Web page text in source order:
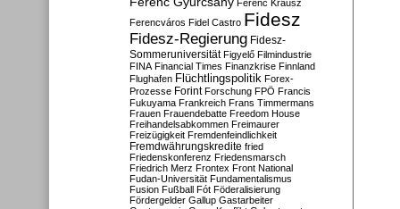
Ferenc Krausz
Ferencváros Fidel Castro Fidesz
Fidesz-Regierung Fidesz-
Sommeruniversität Figyelő Filmindustrie
FINA Financial Times Finanzkrise Finnland
Flughafen Flüchtlingspolitik Forex-
Prozesse Forint Forschung FPÖ Francis
Fukuyama Frankreich Frans Timmermans
Frauen Frauendebatte Freedom House
Freihandelsabkommen Freimaurer
Freizügigkeit Fremdenfeindlichkeit
Fremdwährungskredite fried
Friedenskonferenz Friedensmarsch
Friedrich Merz Frontex Front National
Fudan-Universität Fundamentalismus
Fusion Fußball Fót Föderalisierung
Fördergelder Gallup Gastarbeiter